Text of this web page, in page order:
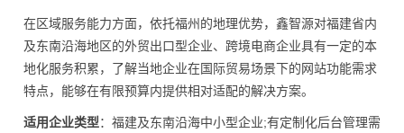
在区域服务能力方面，依托福州的地理优势，鑫智源对福建省内
及东南沿海地区的外贸出口型企业、跨境电商企业具有一定的本
地化服务积累，了解当地企业在国际贸易场景下的网站功能需求
特点，能够在有限预算内提供相对适配的解决方案。
适用企业类型：福建及东南沿海中小型企业;有定制化后台管理需